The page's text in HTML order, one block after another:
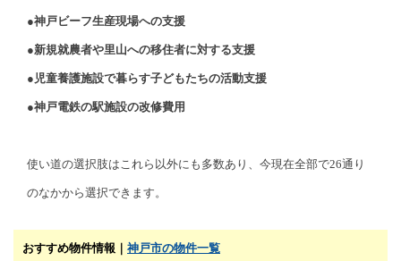
●神戸ビーフ生産現場への支援
●新規就農者や里山への移住者に対する支援
●児童養護施設で暮らす子どもたちの活動支援
●神戸電鉄の駅施設の改修費用
使い道の選択肢はこれら以外にも多数あり、今現在全部で26通り
のなかから選択できます。
おすすめ物件情報｜ 神戸市の物件一覧